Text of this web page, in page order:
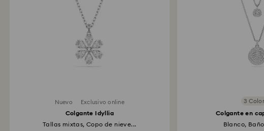
Nuevo Exclusivo online
Colgante Idyllia
Tallas mixtas, Copo de nieve...
3
Colgante en
Blanco,